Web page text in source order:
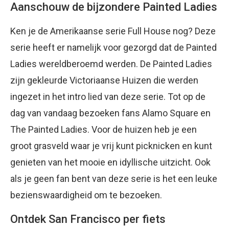
Aanschouw de bijzondere Painted Ladies
Ken je de Amerikaanse serie Full House nog? Deze
serie heeft er namelijk voor gezorgd dat de Painted
Ladies wereldberoemd werden. De Painted Ladies
zijn gekleurde Victoriaanse Huizen die werden
ingezet in het intro lied van deze serie. Tot op de
dag van vandaag bezoeken fans Alamo Square en
The Painted Ladies. Voor de huizen heb je een
groot grasveld waar je vrij kunt picknicken en kunt
genieten van het mooie en idyllische uitzicht. Ook
als je geen fan bent van deze serie is het een leuke
bezienswaardigheid om te bezoeken.
Ontdek San Francisco per fiets